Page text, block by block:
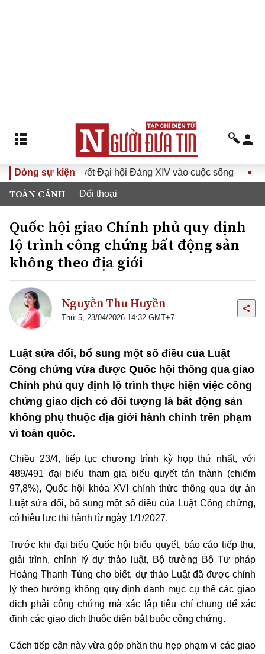
Dòng sự kiện
Đưa Nghị quyết Đại hội Đảng XIV vào cuộc sống
TOÀN CẢNH Đối thoại
Quốc hội giao Chính phủ quy định
lộ trình công chứng bất động sản
không theo địa giới
Nguyễn Thu Huyền
Thứ 5, 23/04/2026 14:32 GMT+7
Luật sửa đổi, bổ sung một số điều của Luật
Công chứng vừa được Quốc hội thông qua giao
Chính phủ quy định lộ trình thực hiện việc công
chứng giao dịch có đối tượng là bất động sản
không phụ thuộc địa giới hành chính trên phạm
vì toàn quốc.
Chiều 23/4, tiếp tục chương trình kỳ họp thứ nhất, với
489/491 đại biểu tham gia biểu quyết tán thành (chiếm
97,8%), Quốc hội khóa XVI chính thức thông qua dự án
Luật sửa đổi, bổ sung một số điều của Luật Công chứng,
có hiệu lực thi hành từ ngày 1/1/2027.
Trước khi đại biểu Quốc hội biểu quyết, báo cáo tiếp thu,
giải trình, chỉnh lý dự thảo luật, Bộ trưởng Bộ Tư pháp
Hoàng Thanh Tùng cho biết, dự thảo Luật đã được chỉnh
lý theo hướng không quy định danh mục cụ thể các giao
dịch phải công chứng mà xác lập tiêu chí chung để xác
định các giao dịch thuộc diện bắt buộc công chứng.
Cách tiếp cận này vừa góp phần thu hẹp phạm vi các giao